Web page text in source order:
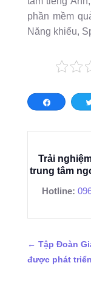
phần mềm
Năng khiếu,
Share
Trải
trung tâm
Hotline:
← Tập Đoàn
được phát